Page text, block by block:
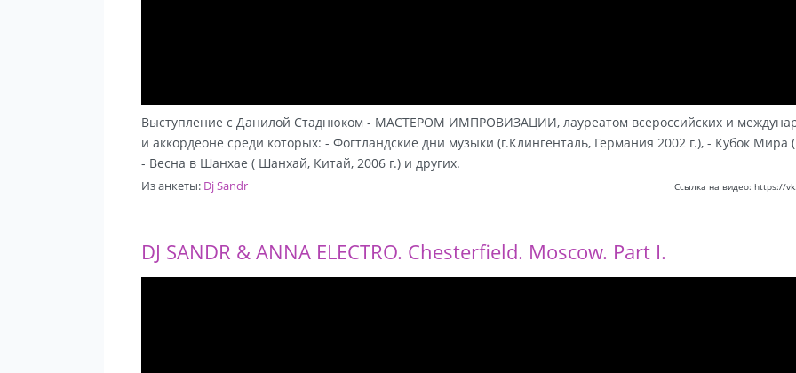
Выступление с Данилой Стаднюком - МАСТЕРОМ ИМПРОВИЗАЦИИ, лауреатом всероссийских и
и аккордеоне среди которых: - Фогтландские дни музыки (г.Клингенталь, Германия 2002 г.), - Кубок Мира
- Весна в Шанхае ( Шанхай, Китай, 2006 г.) и других.
Из анкеты: Dj Sandr Ссылка на видео: https://
DJ SANDR & ANNA ELECTRO. Chesterfield. Moscow. Part I.